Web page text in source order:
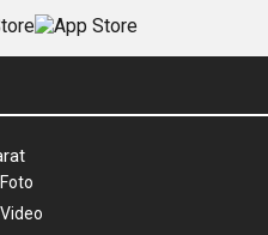
Foto
Video